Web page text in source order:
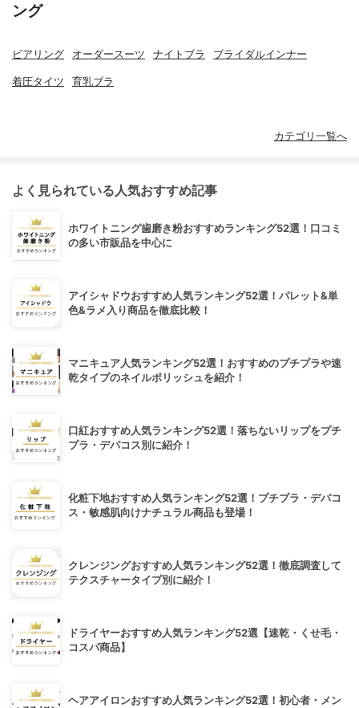
ング
ピアリング オーダースーツ ナイトブラ ブライダルインナー
着圧タイツ 育乳ブラ
カテゴリ一覧へ
よく見られている人気おすすめ記事
ホワイトニング歯磨き粉おすすめランキング52選！口コミ
の多い市販品を中心に
アイシャドウおすすめ人気ランキング52選！パレット&単
色&ラメ入り商品を徹底比較！
マニキュア人気ランキング52選！おすすめのプチプラや速
乾タイプのネイルポリッシュを紹介！
口紅おすすめ人気ランキング52選！落ちないリップをプチ
プラ・デパコス別に紹介！
化粧下地おすすめ人気ランキング52選！プチプラ・デパコ
ス・敏感肌向けナチュラル商品も登場！
クレンジングおすすめ人気ランキング52選！徹底調査して
テクスチャータイプ別に紹介！
ドライヤーおすすめ人気ランキング52選【速乾・くせ毛・
コスパ商品】
ヘアアイロンおすすめ人気ランキング52選！初心者・メン